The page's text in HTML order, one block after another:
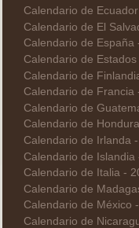
Calendario de
Calendario de El
Calendario de España
Calendario de
Calendario de
Calendario de Francia
Calendario de
Calendario de
Calendario de Irlanda
Calendario de Islandia
Calendario de Italia -
Calendario de
Calendario de México
Calendario de